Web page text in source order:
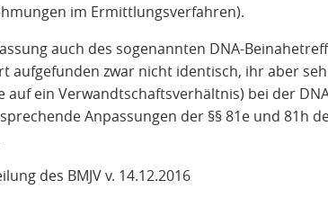
im Ermittlungsverfahren).
auch des sogenannten DNA-
aufgefunden zwar nicht identisch, ihr aber
auf ein Verwandtschaftsverhältnis) bei der
Anpassungen der §§ 81e und 81h
des BMJV v. 14.12.2016